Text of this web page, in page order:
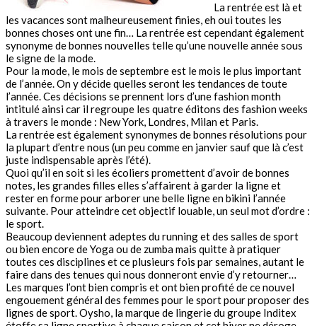
La rentrée est là et
les vacances sont malheureusement finies, eh oui toutes les
bonnes choses ont une fin… La rentrée est cependant également
synonyme de bonnes nouvelles telle qu’une nouvelle année sous
le signe de la mode.
Pour la mode, le mois de septembre est le mois le plus important
de l’année. On y décide quelles seront les tendances de toute
l’année. Ces décisions se prennent lors d’une fashion month
intitulé ainsi car il regroupe les quatre éditons des fashion weeks
à travers le monde : New York, Londres, Milan et Paris.
La rentrée est également synonymes de bonnes résolutions pour
la plupart d’entre nous (un peu comme en janvier sauf que là c’est
juste indispensable après l’été).
Quoi qu’il en soit si les écoliers promettent d’avoir de bonnes
notes, les grandes filles elles s’affairent à garder la ligne et
rester en forme pour arborer une belle ligne en bikini l’année
suivante. Pour atteindre cet objectif louable, un seul mot d’ordre :
le sport.
Beaucoup deviennent adeptes du running et des salles de sport
ou bien encore de Yoga ou de zumba mais quitte à pratiquer
toutes ces disciplines et ce plusieurs fois par semaines, autant le
faire dans des tenues qui nous donneront envie d’y retourner…
Les marques l’ont bien compris et ont bien profité de ce nouvel
engouement général des femmes pour le sport pour proposer des
lignes de sport. Oysho, la marque de lingerie du groupe Inditex